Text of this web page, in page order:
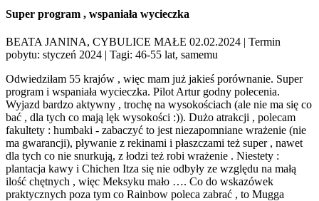
Super program , wspaniała wycieczka
BEATA JANINA, CYBULICE MAŁE 02.02.2024 | Termin
pobytu: styczeń 2024 | Tagi: 46-55 lat, samemu
Odwiedziłam 55 krajów , więc mam już jakieś porównanie. Super
program i wspaniała wycieczka. Pilot Artur godny polecenia.
Wyjazd bardzo aktywny , trochę na wysokościach (ale nie ma się co
bać , dla tych co mają lęk wysokości :)). Dużo atrakcji , polecam
fakultety : humbaki - zabaczyć to jest niezapomniane wrażenie (nie
ma gwarancji), pływanie z rekinami i płaszczami też super , nawet
dla tych co nie snurkują, z łodzi też robi wrażenie . Niestety :
plantacja kawy i Chichen Itza się nie odbyły ze względu na małą
ilość chętnych , więc Meksyku mało …. Co do wskazówek
praktycznych poza tym co Rainbow poleca zabrać , to Mugga